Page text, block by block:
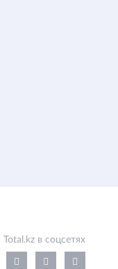
Total.kz в соцсетях